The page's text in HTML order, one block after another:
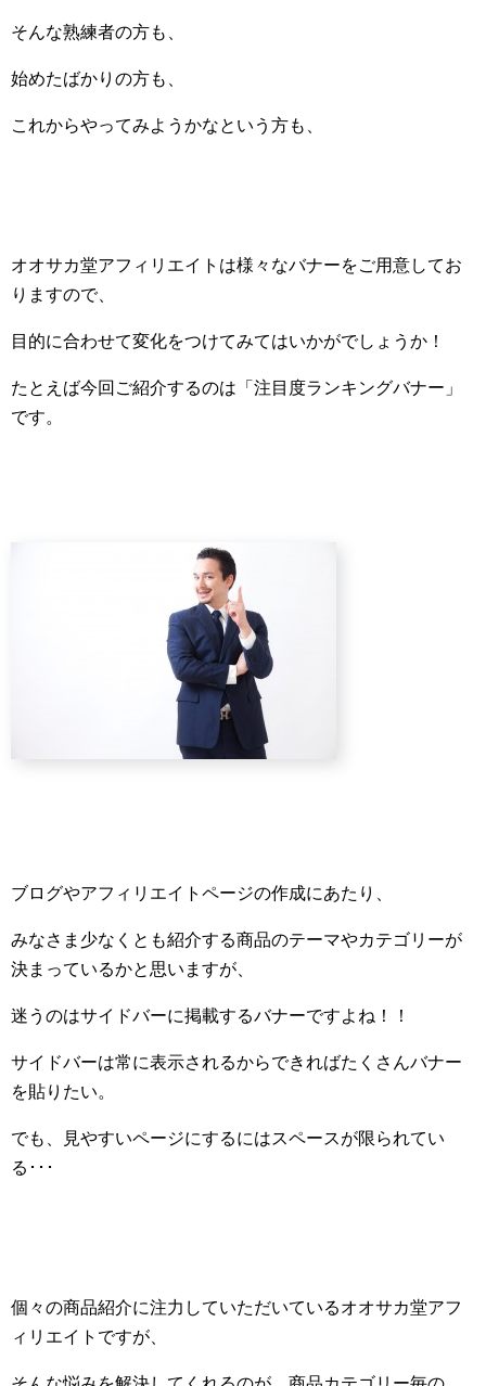
そんな熟練者の方も、
始めたばかりの方も、
これからやってみようかなという方も、
オオサカ堂アフィリエイトは様々なバナーをご用意してお
りますので、
目的に合わせて変化をつけてみてはいかがでしょうか！
たとえば今回ご紹介するのは「注目度ランキングバナー」
です。
ブログやアフィリエイトページの作成にあたり、
みなさま少なくとも紹介する商品のテーマやカテゴリーが
決まっているかと思いますが、
迷うのはサイドバーに掲載するバナーですよね！！
サイドバーは常に表示されるからできればたくさんバナー
を貼りたい。
でも、見やすいページにするにはスペースが限られてい
る･･･
個々の商品紹介に注力していただいているオオサカ堂アフ
ィリエイトですが、